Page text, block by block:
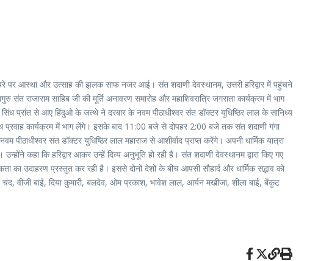
पर आस्था और उत्साह की झलक साफ नजर आई। संत शदाणी देवस्थानम, उत्तरी हरिद्वार में पहुंचने
राजाराम साहिब जी की मूर्ति अनावरण समारोह और महाशिवरात्रि जगराता कार्यक्रम में भाग
सिंध प्रांत से आए हिंदुओ के जत्थे ने दरबार के नवम पीठाधीश्वर संत डॉक्टर युधिष्ठिर लाल के सानिध्य
प्रवाह कार्यक्रम में भाग लेंगे। इसके बाद 11:00 बजे से दोपहर 2:00 बजे तक संत शदाणी गंगा
संत डॉक्टर युधिष्ठिर लाल महाराज से आशीर्वाद प्राप्त करेंगे। अपनी धार्मिक यात्रा
कहा कि हरिद्वार आकर उन्हें दिव्य अनुभूति हो रही है। संत शदाणी देवस्थानम द्वारा किए गए
उदाहरण प्रस्तुत कर रही है। इससे दोनों देशों के बीच आपसी सौहार्द और धार्मिक सद्भाव को
वीजी बाई, दिया कुमारी, बलदेव, ओम प्रकाश, भावेश लाल, आर्यन मखीजा, शीला बाई, बेंकुट